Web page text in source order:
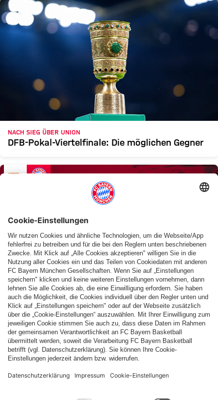
NACH SIEG ÜBER UNION
DFB-Pokal-Viertelfinale: Die möglichen Gegner
ACHTELFINALE
DFB-Pokal-Spiel bei Union Berlin terminiert
Weitere Inhalte anzeigen
PARTNER